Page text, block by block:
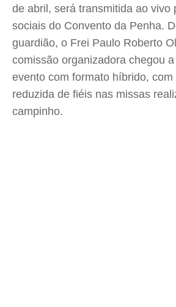
de abril, será transmitida ao vivo
sociais do Convento da Penha.
guardião, o Frei Paulo Roberto
comissão organizadora chegou
evento com formato híbrido,
reduzida de fiéis nas missas
campinho.